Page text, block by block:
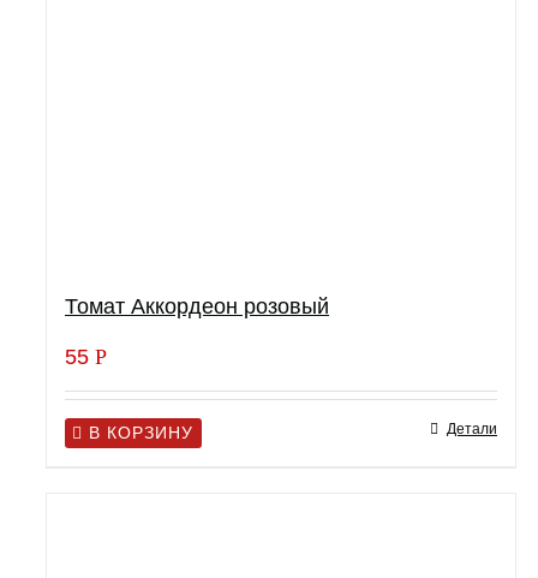
Томат Аккордеон розовый
55 Р
В КОРЗИНУ Детали